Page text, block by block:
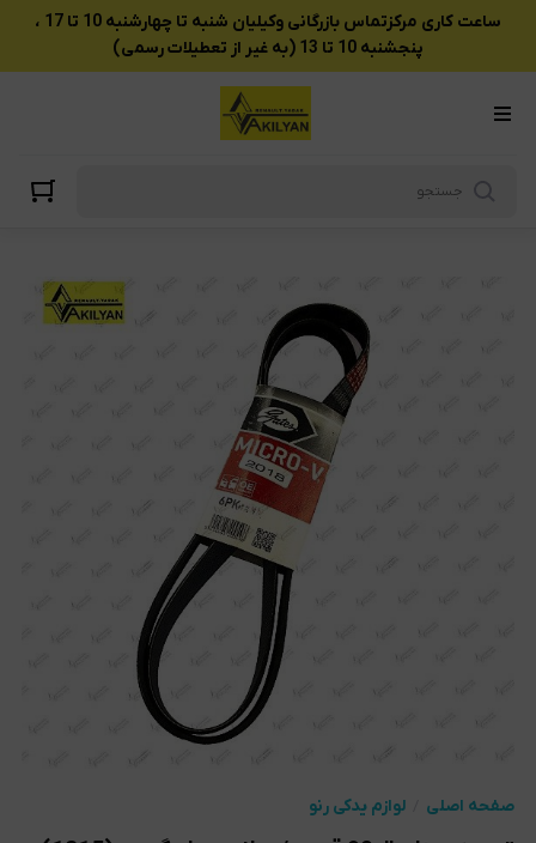
ساعت کاری مرکزتماس بازرگانی وکیلیان شنبه تا چهارشنبه 10 تا 17 ،
پنجشنبه 10 تا 13 (به غیر از تعطیلات رسمی)
صفحه اصلی لوازم یدکی رنو